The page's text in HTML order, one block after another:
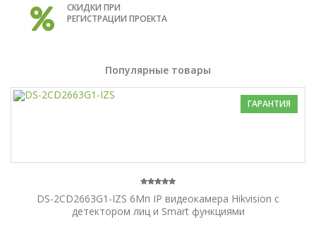
СКИДКИ ПРИ
РЕГИСТРАЦИИ ПРОЕКТА
Популярные товары
ГАРАНТИЯ
DS-2CD2663G1-IZS 6Мп IP видеокамера Hikvision c
детектором лиц и Smart функциями